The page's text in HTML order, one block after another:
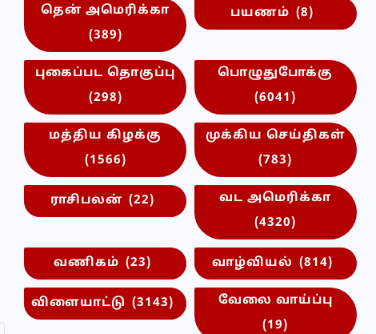
தென் அமெரிக்கா
(389)
பயணம் (8)
புகைப்பட தொகுப்பு
(298)
பொழுதுபோக்கு
(6041)
மத்திய கிழக்கு
(1566)
முக்கிய செய்திகள்
(783)
ராசிபலன் (22)
வட அமெரிக்கா
(4320)
வணிகம் (23) வாழ்வியல் (814)
விளையாட்டு (3143)
வேலை வாய்ப்பு
(19)